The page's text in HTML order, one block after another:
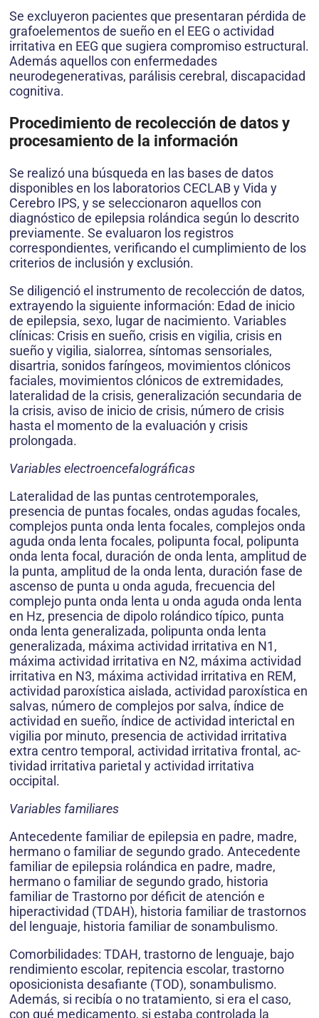
Se excluyeron pacientes que presentaran pérdida de
grafoelementos de sueño en el EEG o actividad
irritativa en EEG que sugiera compromiso estructural.
Además aquellos con enfermedades
neurodegenerativas, parálisis cerebral, discapa­cidad
cognitiva.
Procedimiento de recolección de datos y
procesamiento de la información
Se realizó una búsqueda en las bases de datos
disponibles en los laboratorios CECLAB y Vida y
Cerebro IPS, y se seleccionaron aquellos con
diagnóstico de epilepsia rolándica según lo descrito
previamente. Se evaluaron los registros
correspondientes, verificando el cumplimiento de los
criterios de inclusión y exclusión.
Se diligenció el instrumento de recolección de datos,
extrayendo la siguiente información: Edad de inicio
de epilepsia, sexo, lugar de nacimiento. Varia­bles
clínicas: Crisis en sueño, crisis en vigilia, crisis en
sueño y vigilia, sialorrea, síntomas sensoriales,
disartria, sonidos faríngeos, movimientos clónicos
faciales, movimientos clónicos de extremidades,
lateralidad de la crisis, generalización secundaria de
la crisis, aviso de inicio de crisis, número de crisis
hasta el momento de la evaluación y crisis
prolongada.
Variables electroencefalográficas
Lateralidad de las puntas centrotemporales,
presencia de puntas focales, ondas agudas focales,
complejos punta onda lenta focales, complejos onda
aguda onda lenta focales, polipunta focal, polipunta
onda lenta focal, duración de onda lenta, amplitud de
la punta, amplitud de la onda lenta, duración fase de
ascenso de punta u onda aguda, frecuencia del
complejo punta onda lenta u onda aguda onda lenta
en Hz, presencia de dipolo rolándico típico, punta
onda lenta generalizada, polipunta onda lenta
generalizada, máxima actividad irritativa en N1,
máxima actividad irritativa en N2, máxima actividad
irritativa en N3, máxima actividad irritativa en REM,
actividad paroxística aislada, actividad paroxística en
salvas, número de complejos por salva, índice de
actividad en sueño, índice de actividad interictal en
vigilia por minuto, presencia de actividad irritativa
extra centro temporal, actividad irritativa frontal, ac­
tividad irritativa parietal y actividad irritativa
occipital.
Variables familiares
Antecedente familiar de epilepsia en padre, madre,
hermano o familiar de segundo grado. Antecedente
familiar de epilepsia rolándica en padre, madre,
hermano o familiar de segundo grado, historia
familiar de Trastorno por déficit de atención e
hiperactividad (TDAH), historia familiar de trastornos
del lenguaje, historia familiar de sonambulismo.
Comorbilidades: TDAH, trastorno de lenguaje, bajo
rendimiento escolar, repitencia escolar, trastorno
oposicionista desafiante (TOD), sonambulismo.
Además, si recibía o no tratamien­to, si era el caso,
con qué medicamento, si estaba controlada la